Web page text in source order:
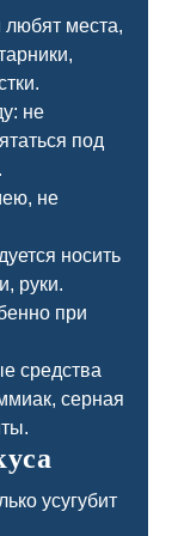
любят места,
не
под
не
носить
руки.
при
средства
серная
усугубит